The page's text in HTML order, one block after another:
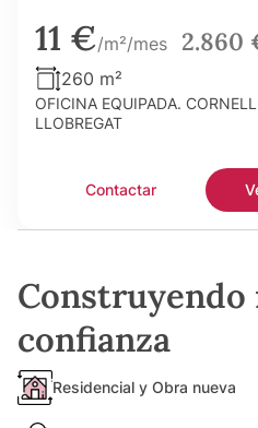
11 €/m²/mes 2.860
260 m²
OFICINA EQUIPADA.
LLOBREGAT
Contactar
Construyendo
confianza
Residencial y Obra nueva